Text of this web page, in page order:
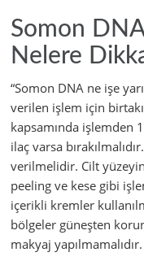
Somon
Nelere
“Somon DNA ne işe
verilen işlem için
kapsamında işlemden
ilaç varsa
verilmelidir. Cilt
peeling ve kese gibi
içerikli kremler
bölgeler güneşten
makyaj yapılmamalıdır.